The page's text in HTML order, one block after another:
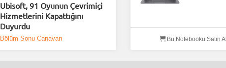
Ubisoft, 91 Oyunun Çevrimiçi
Hizmetlerini Kapattığını
Duyurdu
Bölüm Sonu Canavarı Bu Notebooku Satın